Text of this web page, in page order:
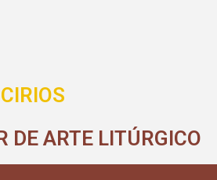
DE ARTE LITÚRGICO